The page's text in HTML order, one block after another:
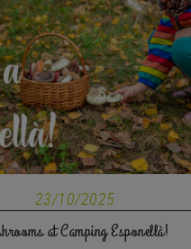
23/10/2025
at Camping Esponellà!